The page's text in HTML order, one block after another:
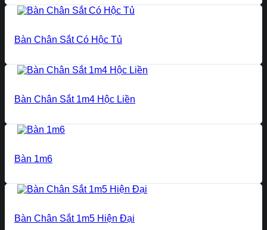
Bàn Chân Sắt Có Hộc Tủ
Bàn Chân Sắt 1m4 Hộc Liền
Bàn 1m6
Bàn Chân Sắt 1m5 Hiện Đại